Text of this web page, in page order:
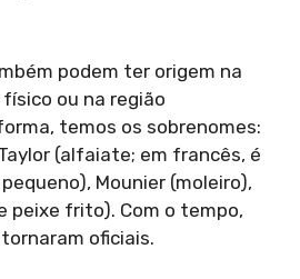
podem ter origem na
ou na região
temos os sobrenomes:
(alfaiate; em francês, é
Mounier (moleiro),
peixe frito). Com o tempo,
oficiais.